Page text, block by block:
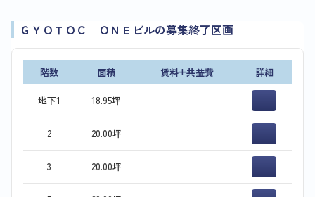
ＧＹＯＴＯＣ ＯＮＥビルの募集終了区画
階数 面積 賃料+共益費 詳細
地下1 18.95坪 −
2 20.00坪 −
3 20.00坪 −